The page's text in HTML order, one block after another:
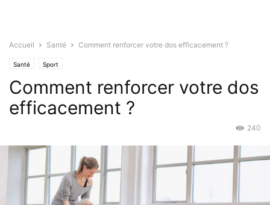
Accueil Santé Comment renforcer votre dos efficacement ?
Santé Sport
Comment renforcer votre dos
efficacement ?
240